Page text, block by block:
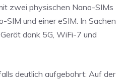
zwei physischen Nano-SIMs
SIM und einer eSIM. In Sachen
dank 5G, WiFi-7 und
deutlich aufgebohrt: Auf der